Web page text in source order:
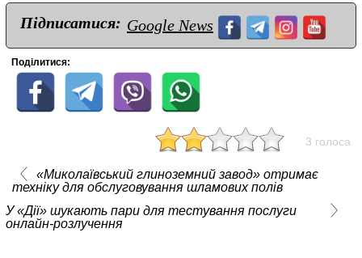
Підписатися: Google News
Поділитися:
3 голоса
«Миколаївський глиноземний завод» отримає
техніку для обслуговування шламових полів
У «Дії» шукають пари для тестування послуги
онлайн-розлучення